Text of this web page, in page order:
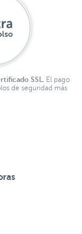
SSL.
El pago
de seguridad más